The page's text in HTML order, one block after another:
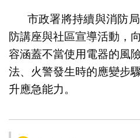
市政署將持續與消防
防講座與社區宣導活動，
容涵蓋不當使用電器的風
法、火警發生時的應變步
升應急能力。